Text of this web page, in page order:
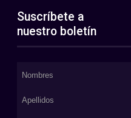
Suscríbete a
nuestro boletín